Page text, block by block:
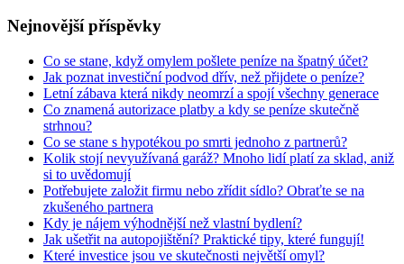
Nejnovější příspěvky
Co se stane, když omylem pošlete peníze na špatný účet?
Jak poznat investiční podvod dřív, než přijdete o peníze?
Letní zábava která nikdy neomrzí a spojí všechny generace
Co znamená autorizace platby a kdy se peníze skutečně
strhnou?
Co se stane s hypotékou po smrti jednoho z partnerů?
Kolik stojí nevyužívaná garáž? Mnoho lidí platí za sklad, aniž
si to uvědomují
Potřebujete založit firmu nebo zřídit sídlo? Obraťte se na
zkušeného partnera
Kdy je nájem výhodnější než vlastní bydlení?
Jak ušetřit na autopojištění? Praktické tipy, které fungují!
Které investice jsou ve skutečnosti největší omyl?